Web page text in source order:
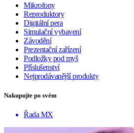
Mikrofony
Reproduktory
Digitální pera
Simulační vybavení
Závodění
Prezentační zařízení
Podložky pod myš
Příslušenství
Nejprodávanější produkty
Nakupujte po svém
Řada MX